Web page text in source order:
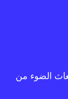
الضوء من